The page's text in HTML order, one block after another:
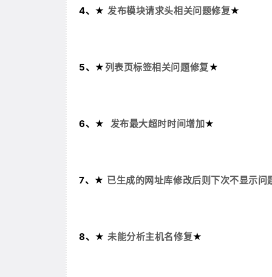
4、★ 发布模块请求头相关问题修复★
5、★列表页标签相关问题修复★
6、★ 发布最大超时时间增加★
7、★ 已生成的网址库修改后则下次不显示问
8、★ 未能分析主机名修复★